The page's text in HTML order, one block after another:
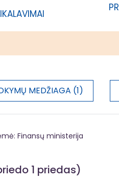
MEDŽIAGA (1)
Finansų ministerija
1 priedas)